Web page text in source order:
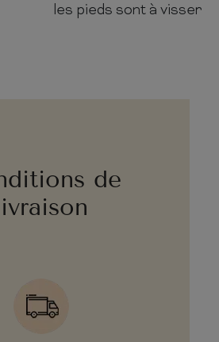
les pieds sont à visser
de